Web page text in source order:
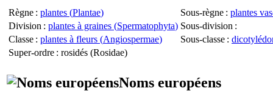
Règne : plantes (Plantae) Sous-règne : plantes
Division : plantes à graines (Spermatophyta) Sous-division :
Classe : plantes à fleurs (Angiospermae) Sous-classe :
Super-ordre : rosidés (Rosidae)
Noms européens